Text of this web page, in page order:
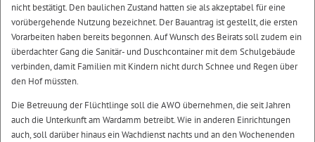
nicht bestätigt. Den baulichen Zustand hatten sie als akzeptabel für eine
vorübergehende Nutzung bezeichnet. Der Bauantrag ist gestellt, die ersten
Vorarbeiten haben bereits begonnen. Auf Wunsch des Beirats soll zudem ein
überdachter Gang die Sanitär- und Duschcontainer mit dem Schulgebäude
verbinden, damit Familien mit Kindern nicht durch Schnee und Regen über
den Hof müssten.
Die Betreuung der Flüchtlinge soll die AWO übernehmen, die seit Jahren
auch die Unterkunft am Wardamm betreibt. Wie in anderen Einrichtungen
auch, soll darüber hinaus ein Wachdienst nachts und an den Wochenenden